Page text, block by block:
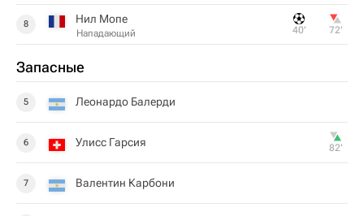
8 Нил Мопе
Нападающий 40‎’‎ 72‎’‎
Запасные
5 Леонардо Балерди
6 Улисс Гарсия 82‎’‎
7 Валентин Карбони